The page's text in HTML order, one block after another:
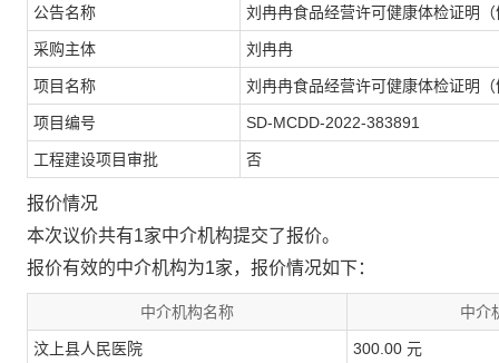
公告名称 刘冉冉食品经营许可健康体检证明
采购主体 刘冉冉
项目名称 刘冉冉食品经营许可健康体检证明
项目编号 SD-MCDD-2022-383891
工程建设项目审批 否
报价情况
本次议价共有1家中介机构提交了报价。
报价有效的中介机构为1家，报价情况如下：
中介机构名称 中介
汶上县人民医院 300.00 元